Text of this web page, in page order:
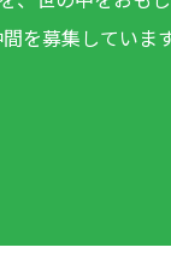
を募集しています